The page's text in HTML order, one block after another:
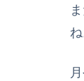
ね